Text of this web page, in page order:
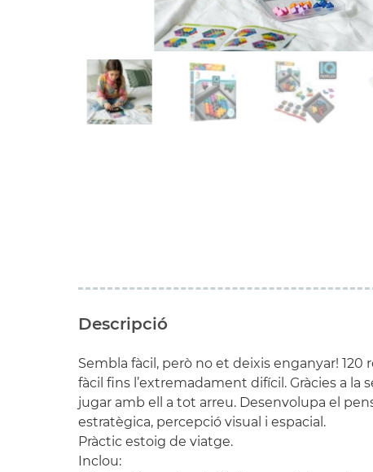
Descripció
Sembla fàcil, però no et deixis enganyar! 120
fàcil fins l’extremadament difícil. Gràcies a la
jugar amb ell a tot arreu. Desenvolupa el
estratègica, percepció visual i espacial.
Pràctic estoig de viatge.
Inclou: